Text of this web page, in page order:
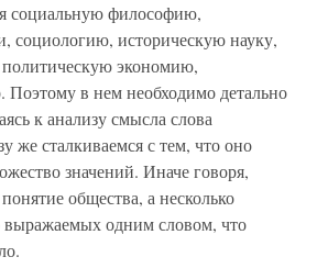
социальную философию,
социологию, историческую науку,
экономию,
Поэтому в нем необходимо детально
к анализу смысла слова
же сталкиваемся с тем, что оно
значений. Иначе говоря,
общества, а несколько
одним словом, что